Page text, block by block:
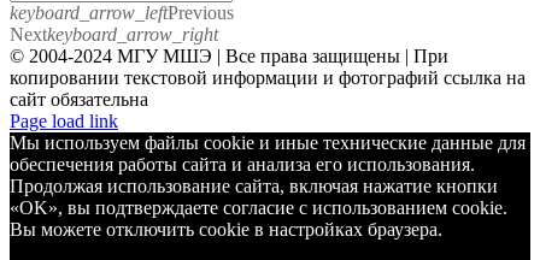
keyboard_arrow_leftPrevious
Nextkeyboard_arrow_right
© 2004-2024 МГУ МШЭ | Все права защищены | При
копировании текстовой информации и фотографий ссылка на
сайт обязательна
Telegram
Page load link
Мы используем файлы cookie и иные технические данные для
обеспечения работы сайта и анализа его использования.
Продолжая использование сайта, включая нажатие кнопки
«OK», вы подтверждаете согласие с использованием cookie.
Вы можете отключить cookie в настройках браузера.